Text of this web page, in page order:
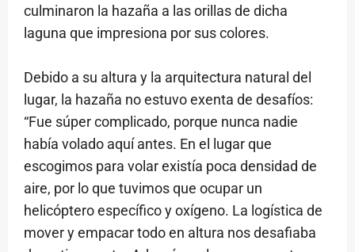
culminaron la hazaña a las orillas de dicha
laguna que impresiona por sus colores.
Debido a su altura y la arquitectura natural del
lugar, la hazaña no estuvo exenta de desafíos:
“Fue súper complicado, porque nunca nadie
había volado aquí antes. En el lugar que
escogimos para volar existía poca densidad de
aire, por lo que tuvimos que ocupar un
helicóptero específico y oxígeno. La logística de
mover y empacar todo en altura nos desafiaba